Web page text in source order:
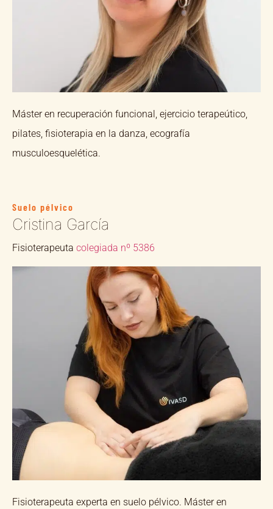
Máster en recuperación funcional, ejercicio terapeútico,
pilates, fisioterapia en la danza, ecografía
musculoesquelética.
Suelo pélvico
Cristina García
Fisioterapeuta colegiada nº 5386
Fisioterapeuta experta en suelo pélvico. Máster en